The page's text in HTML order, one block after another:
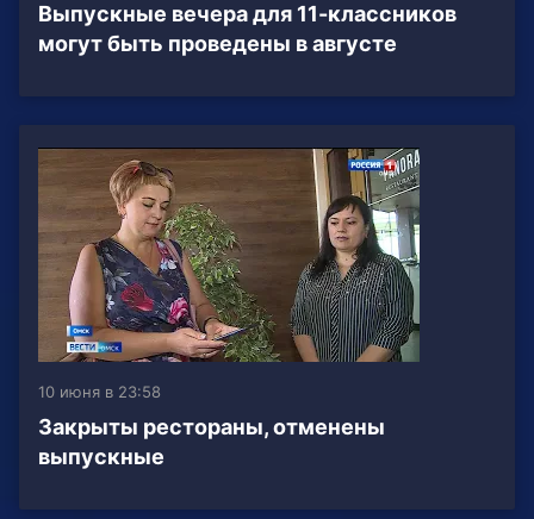
Выпускные вечера для 11-классников
могут быть проведены в августе
10 июня в 23:58
Закрыты рестораны, отменены
выпускные